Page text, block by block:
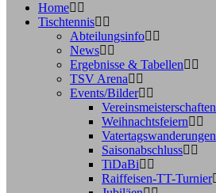
Home
Tischtennis
Abteilungsinfo
News
Ergebnisse & Tabellen
TSV Arena
Events/Bilder
Vereinsmeisterschaften
Weihnachtsfeiern
Vatertagswanderungen
Saisonabschluss
TiDaBi
Raiffeisen-TT-Turnier